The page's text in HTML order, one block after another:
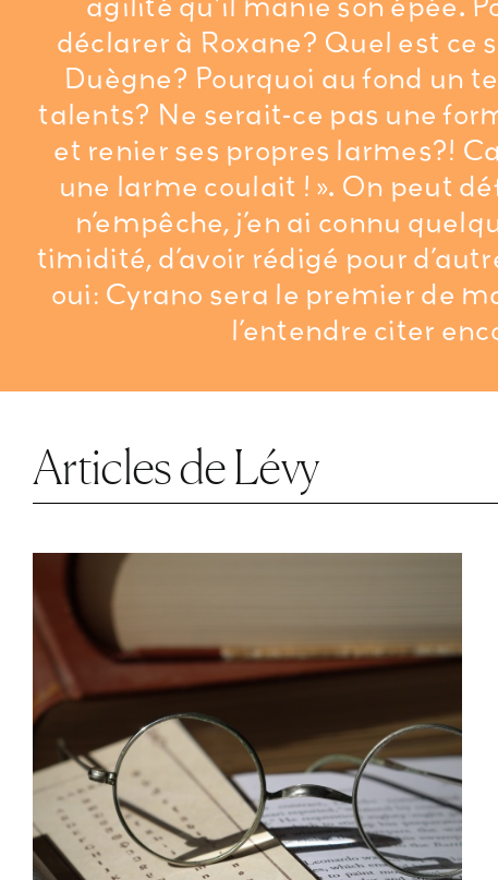
déclarer à Roxane? Quel est
Duègne? Pourquoi au fond un
talents? Ne serait-ce pas une
et renier ses propres larmes?!
une larme coulait ! ». On peut
n’empêche, j’en ai connu
timidité, d’avoir rédigé pour
oui: Cyrano sera le premier de
l’entendre citer
Articles de Lévy